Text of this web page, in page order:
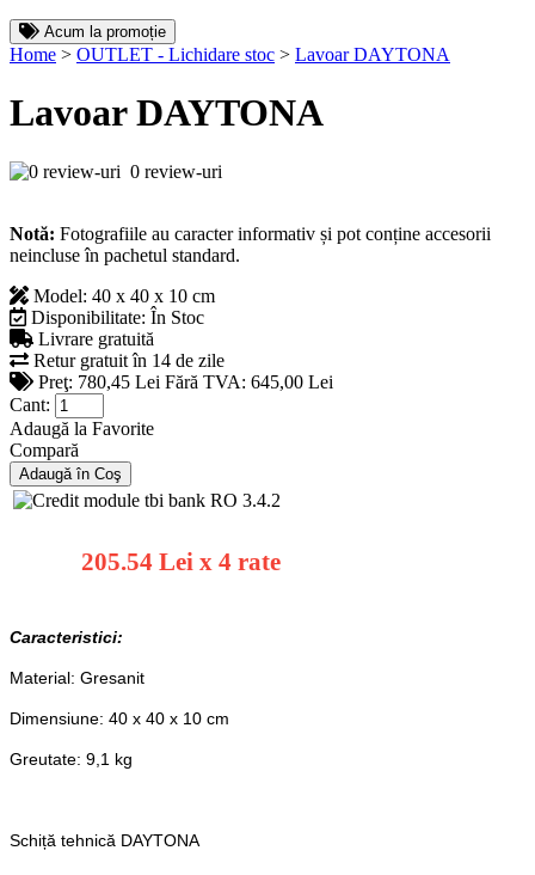
Acum la promoție
Home > OUTLET - Lichidare stoc > Lavoar DAYTONA
Lavoar DAYTONA
0 review-uri
Notă: Fotografiile au caracter informativ și pot conține accesorii
neincluse în pachetul standard.
Model: 40 x 40 x 10 cm
Disponibilitate: În Stoc
Livrare gratuită
Retur gratuit în 14 de zile
Preţ: 780,45 Lei Fără TVA: 645,00 Lei
Cant:
Adaugă la Favorite
Compară
205.54 Lei x 4 rate
Caracteristici:
Material: Gresanit
Dimensiune: 40 x 40 x 10 cm
Greutate: 9,1 kg
Schiță tehnică DAYTONA